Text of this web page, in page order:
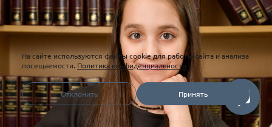
На сайте используются файлы cookie для работы сайта и анализа
посещаемости. Политика конфиденциальности
Отклонить Принять